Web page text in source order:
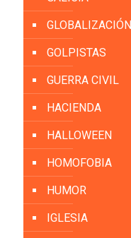
GLOBALIZACIÓN
GOLPISTAS
GUERRA CIVIL
HACIENDA
HALLOWEEN
HOMOFOBIA
HUMOR
IGLESIA